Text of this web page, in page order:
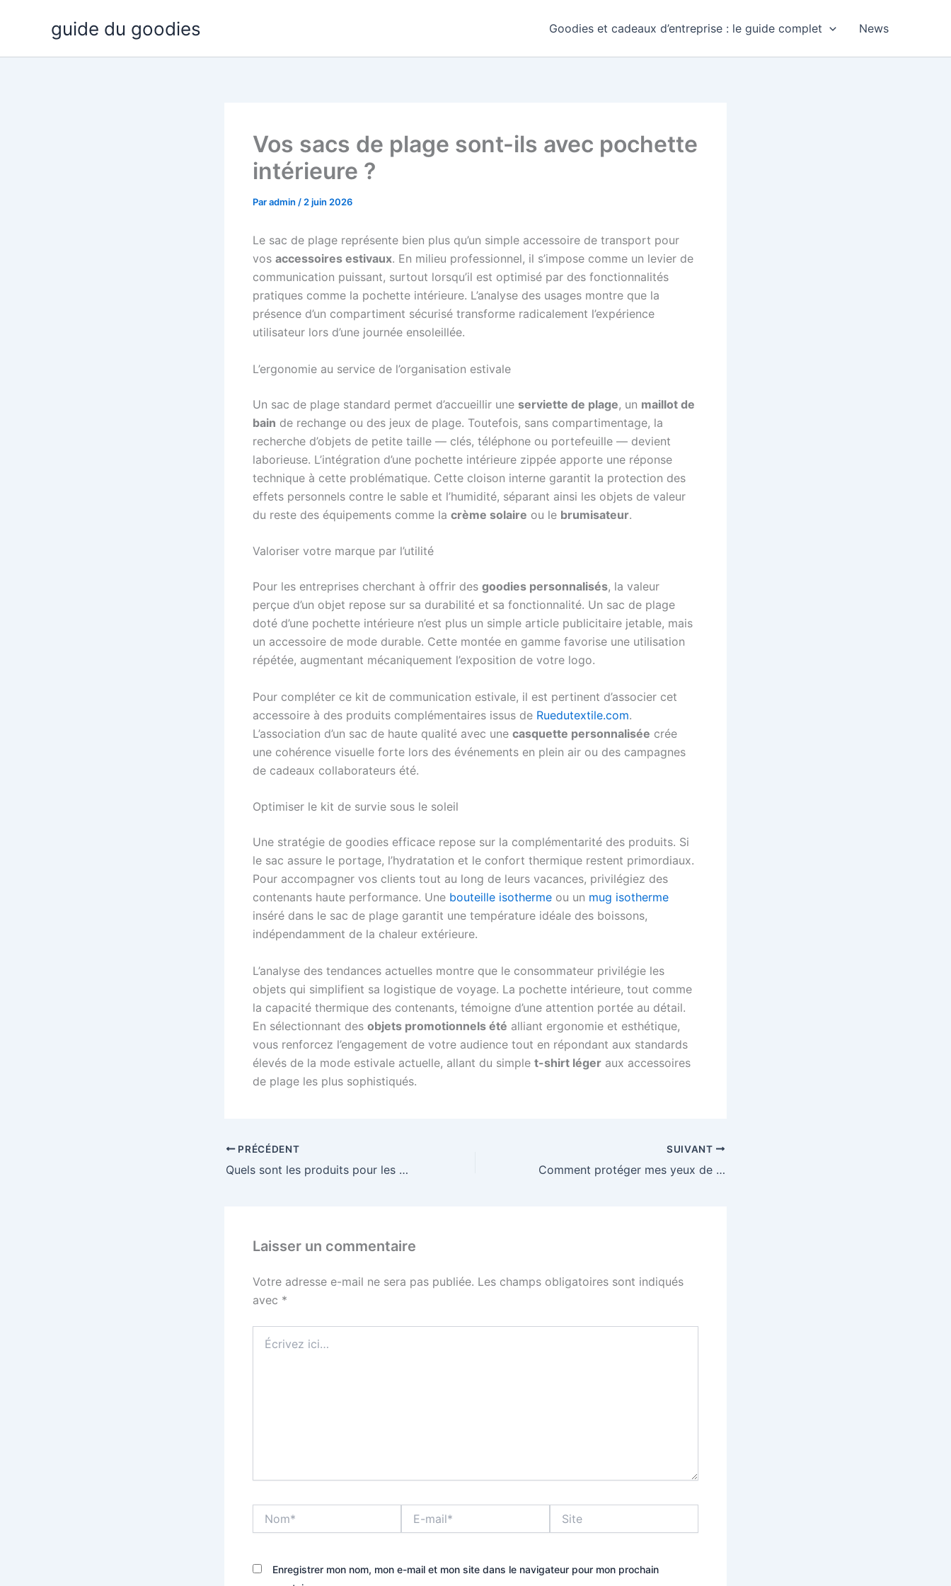
guide du goodies Goodies et cadeaux d’entreprise : le guide complet News
Vos sacs de plage sont-ils avec pochette
intérieure ?
Paradmin / 2 juin 2026
Le sac de plage représente bien plus qu’un simple accessoire de transport pour
vos accessoires estivaux. En milieu professionnel, il s’impose comme un levier de
communication puissant, surtout lorsqu’il est optimisé par des fonctionnalités
pratiques comme la pochette intérieure. L’analyse des usages montre que la
présence d’un compartiment sécurisé transforme radicalement l’expérience
utilisateur lors d’une journée ensoleillée.
L’ergonomie au service de l’organisation estivale
Un sac de plage standard permet d’accueillir une serviette de plage, un maillot de
bain de rechange ou des jeux de plage. Toutefois, sans compartimentage, la
recherche d’objets de petite taille — clés, téléphone ou portefeuille — devient
laborieuse. L’intégration d’une pochette intérieure zippée apporte une réponse
technique à cette problématique. Cette cloison interne garantit la protection des
effets personnels contre le sable et l’humidité, séparant ainsi les objets de valeur
du reste des équipements comme la crème solaire ou le brumisateur.
Valoriser votre marque par l’utilité
Pour les entreprises cherchant à offrir des goodies personnalisés, la valeur
perçue d’un objet repose sur sa durabilité et sa fonctionnalité. Un sac de plage
doté d’une pochette intérieure n’est plus un simple article publicitaire jetable, mais
un accessoire de mode durable. Cette montée en gamme favorise une utilisation
répétée, augmentant mécaniquement l’exposition de votre logo.
Pour compléter ce kit de communication estivale, il est pertinent d’associer cet
accessoire à des produits complémentaires issus de Ruedutextile.com.
L’association d’un sac de haute qualité avec une casquette personnalisée crée
une cohérence visuelle forte lors des événements en plein air ou des campagnes
de cadeaux collaborateurs été.
Optimiser le kit de survie sous le soleil
Une stratégie de goodies efficace repose sur la complémentarité des produits. Si
le sac assure le portage, l’hydratation et le confort thermique restent primordiaux.
Pour accompagner vos clients tout au long de leurs vacances, privilégiez des
contenants haute performance. Une bouteille isotherme ou un mug isotherme
inséré dans le sac de plage garantit une température idéale des boissons,
indépendamment de la chaleur extérieure.
L’analyse des tendances actuelles montre que le consommateur privilégie les
objets qui simplifient sa logistique de voyage. La pochette intérieure, tout comme
la capacité thermique des contenants, témoigne d’une attention portée au détail.
En sélectionnant des objets promotionnels été alliant ergonomie et esthétique,
vous renforcez l’engagement de votre audience tout en répondant aux standards
élevés de la mode estivale actuelle, allant du simple t-shirt léger aux accessoires
de plage les plus sophistiqués.
PRÉCÉDENT
Quels sont les produits pour les activités nautiques ?
SUIVANT
Comment protéger mes yeux de la lumière bleue du soleil ?
Laisser un commentaire
Votre adresse e-mail ne sera pas publiée. Les champs obligatoires sont indiqués
avec *
ici…
mail*
Enregistrer mon nom, mon e-mail et mon site dans le navigateur pour mon prochain